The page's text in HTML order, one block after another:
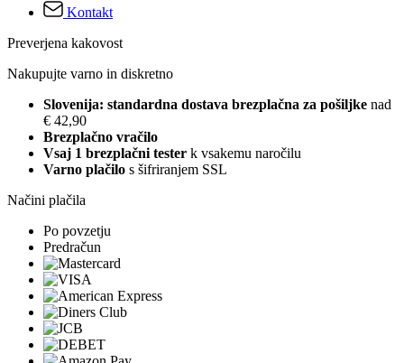
Kontakt
Preverjena kakovost
Nakupujte varno in diskretno
Slovenija: standardna dostava brezplačna za pošiljke nad
€ 42,90
Brezplačno vračilo
Vsaj 1 brezplačni tester k vsakemu naročilu
Varno plačilo s šifriranjem SSL
Načini plačila
Po povzetju
Predračun